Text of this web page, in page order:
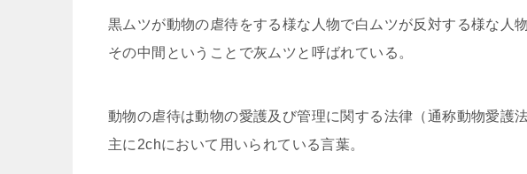
黒ムツが動物の虐待をする様な人物で白ムツが反対する様な人物
その中間ということで灰ムツと呼ばれている。
動物の虐待は動物の愛護及び管理に関する法律（通称動物愛護
主に2chにおいて用いられている言葉。